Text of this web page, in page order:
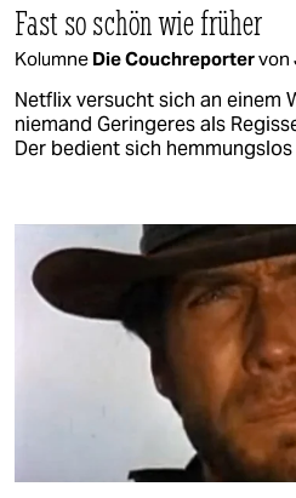
Fast so schön wie früher
Kolumne Die Couchreportervon
Netflix versucht sich an einem
niemand Geringeres als
Der bedient sich